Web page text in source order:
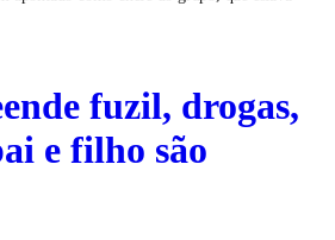
fuzil, drogas,
e filho são